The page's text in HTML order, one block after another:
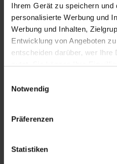
Ihrem Gerät zu speichern und
personalisierte Werbung und
Werbung und Inhalten,
Entwicklung von Angeboten
entscheiden darüber, wer Ihre
nutzt. Sie können Ihre
Trigger Symbol ändern oder
Informationen über
können
Notwendig
Präferenzen
Statistiken
Veröffentlicht am:
0 angezündete Kerzen
0 geschriebene
Trauerfall teilen